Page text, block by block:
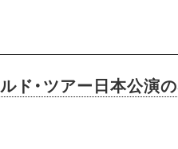
ド・ツアー日本公演